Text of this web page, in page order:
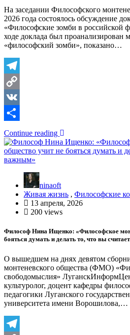
На заседании Философского
2026 года состоялось обсуждение
«Философские зомби в российской
ходе доклада был проанализирован
«философский зомби», показано…
Telegram
Copy
Link
VK
Отправить
Continue reading
ninaoft
Живая жизнь , Философские
13 апреля, 2026
200 views
Философ Нина Ищенко: «Философское
бояться думать и делать то, что вы
О вышедшем на днях девятом
монтеневского общества (ФМО)
свободомыслия»
культуролог, доцент кафедры
педагогики Луганского
университета имени Ворошилова,…